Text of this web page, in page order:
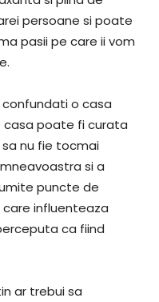
persoane si poate
pasii pe care ii vom
o casa
casa poate fi curata
nu fie tocmai
si a
puncte de
care influenteaza
ca fiind
ar trebui sa